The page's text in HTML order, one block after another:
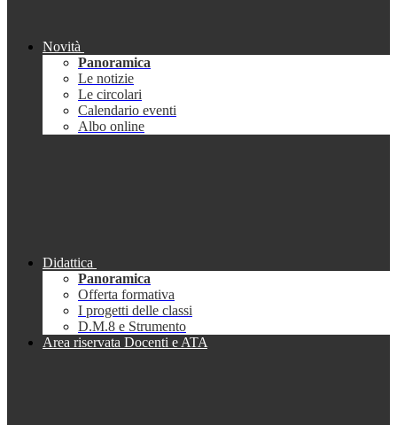
Novità
Panoramica
Le notizie
Le circolari
Calendario eventi
Albo online
Didattica
Panoramica
Offerta formativa
I progetti delle classi
D.M.8 e Strumento
Area riservata Docenti e ATA